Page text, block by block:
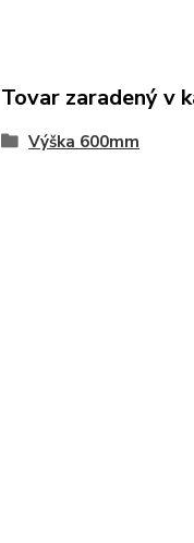
Tovar zaradený v
Výška 600mm